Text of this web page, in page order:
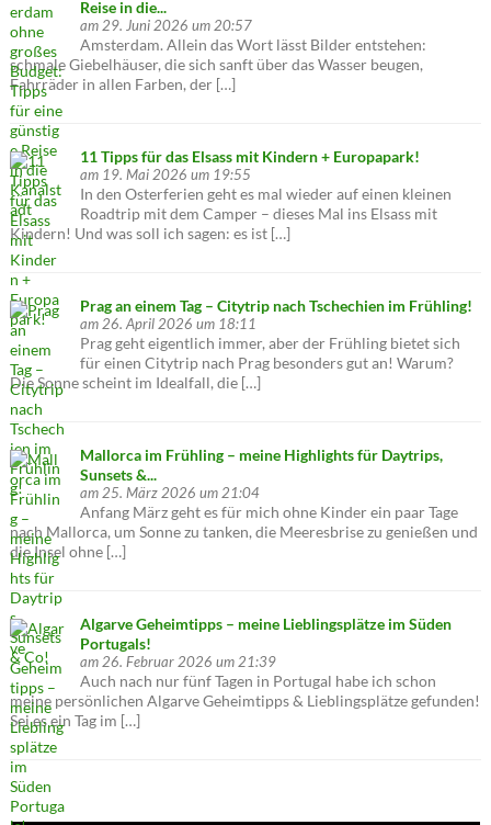
Reise in die...
am 29. Juni 2026 um 20:57
Amsterdam. Allein das Wort lässt Bilder entstehen:
schmale Giebelhäuser, die sich sanft über das Wasser beugen,
Fahrräder in allen Farben, der […]
11 Tipps für das Elsass mit Kindern + Europapark!
am 19. Mai 2026 um 19:55
In den Osterferien geht es mal wieder auf einen kleinen
Roadtrip mit dem Camper – dieses Mal ins Elsass mit
Kindern! Und was soll ich sagen: es ist […]
Prag an einem Tag – Citytrip nach Tschechien im Frühling!
am 26. April 2026 um 18:11
Prag geht eigentlich immer, aber der Frühling bietet sich
für einen Citytrip nach Prag besonders gut an! Warum?
Die Sonne scheint im Idealfall, die […]
Mallorca im Frühling – meine Highlights für Daytrips,
Sunsets &...
am 25. März 2026 um 21:04
Anfang März geht es für mich ohne Kinder ein paar Tage
nach Mallorca, um Sonne zu tanken, die Meeresbrise zu genießen und
die Insel ohne […]
Algarve Geheimtipps – meine Lieblingsplätze im Süden
Portugals!
am 26. Februar 2026 um 21:39
Auch nach nur fünf Tagen in Portugal habe ich schon
meine persönlichen Algarve Geheimtipps & Lieblingsplätze gefunden!
Sei es ein Tag im […]